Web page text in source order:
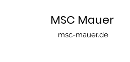
MSC Mauer
msc-mauer.de